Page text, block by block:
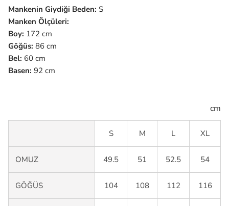
Mankenin Giydiği Beden: S
Manken Ölçüleri:
Boy: 172 cm
Göğüs: 86 cm
Bel: 60 cm
Basen: 92 cm
cm
S M L XL
OMUZ 49.5 51 52.5 54
GÖĞÜS 104 108 112 116